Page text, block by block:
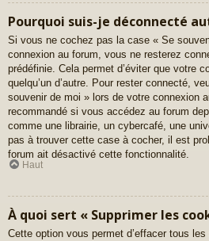
Pourquoi suis-je déconnecté
Si vous ne cochez pas la case « Se
connexion au forum, vous ne resterez
prédéfinie. Cela permet d’éviter que votre
quelqu’un d’autre. Pour rester connecté,
souvenir de moi » lors de votre connexion
recommandé si vous accédez au forum
comme une librairie, un cybercafé, une
pas à trouver cette case à cocher, il est
forum ait désactivé cette fonctionnalité.
Haut
À quoi sert « Supprimer les
Cette option vous permet d’effacer tous